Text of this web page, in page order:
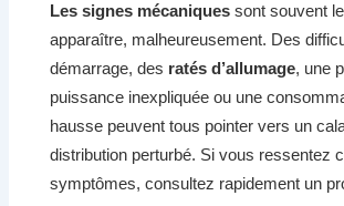
Les signes mécaniques sont souvent
apparaître, malheureusement. Des
démarrage, des ratés d’allumage, une
puissance inexpliquée ou une
hausse peuvent tous pointer vers un
distribution perturbé. Si vous ressentez
symptômes, consultez rapidement un